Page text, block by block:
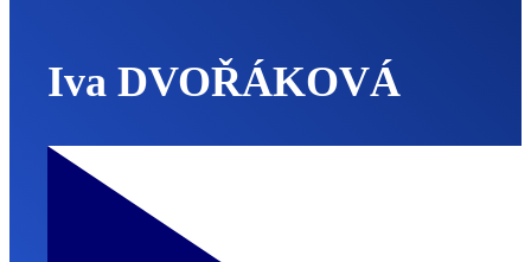
Iva DVOŘÁKOVÁ
Chéquia